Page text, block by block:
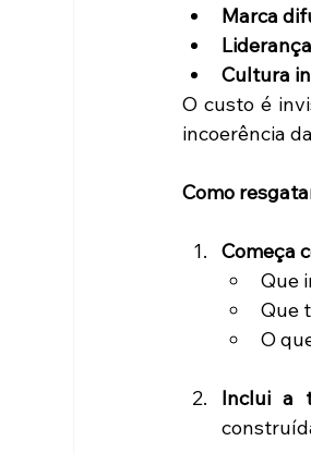
Marca
Cultura
O custo é
incoerência
Como
Começa
Que
Que
O
Inclui a